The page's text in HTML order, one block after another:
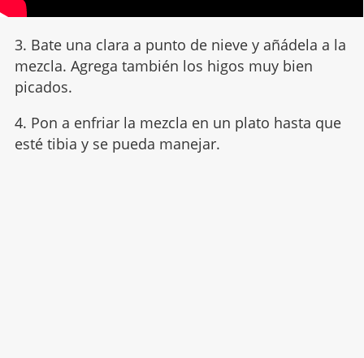
3. Bate una clara a punto de nieve y añádela a la
mezcla. Agrega también los higos muy bien
picados.
4. Pon a enfriar la mezcla en un plato hasta que
esté tibia y se pueda manejar.